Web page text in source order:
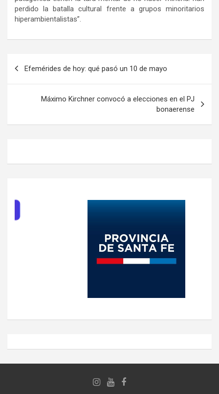
perdido la batalla cultural frente a grupos minoritarios
hiperambientalistas”.
Efemérides de hoy: qué pasó un 10 de mayo
Máximo Kirchner convocó a elecciones en el PJ
bonaerense